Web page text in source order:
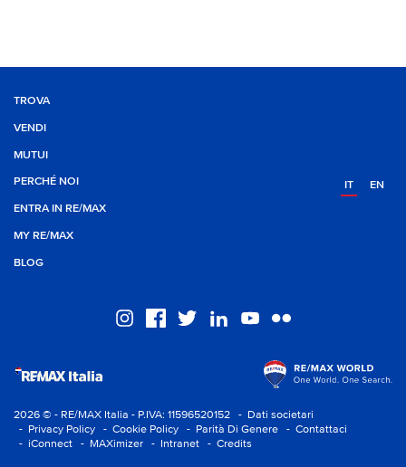
TROVA
VENDI
MUTUI
PERCHÉ NOI
ENTRA IN RE/MAX
MY RE/MAX
BLOG
IT EN
2026 © - RE/MAX Italia - P.IVA: 11596520152
- Dati societari
- Privacy Policy
- Cookie Policy - Parità Di Genere
- Contattaci
- iConnect
- MAXimizer - Intranet - Credits